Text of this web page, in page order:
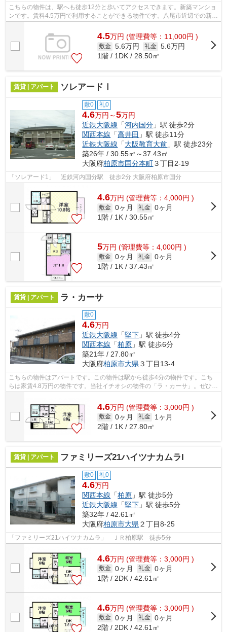
こちらの物件は、駅へも徒歩12分と歩いてアクセスできます。新築マンショ
ンです。賃料4.5万円で利用することができる物件です。八尾市近辺での新居
ならご好評の物件「八尾木グリーンハ...
4.5万円 (管理費等：11,000円 )
敷金 5.6万円 礼金 5.6万円
1階 / 1DK / 28.50㎡
賃貸 | アパート ソレアードⅠ
敷0 礼0
4.6万円～5万円
近鉄大阪線 「河内国分 」駅 徒歩2分
関西本線 「高井田 」駅 徒歩11分
近鉄大阪線 「大阪教育大前 」駅 徒歩23分
築26年 / 30.55㎡～37.43㎡
大阪府柏原市国分本町３丁目2-19
「ソレアード1」 近鉄河内国分駅 徒歩2分 大阪府柏原市国分
4.6万円 (管理費等：4,000円 )
敷金 0ヶ月 礼金 0ヶ月
1階 / 1K / 30.55㎡
5万円 (管理費等：4,000円 )
敷金 0ヶ月 礼金 0ヶ月
1階 / 1K / 37.43㎡
賃貸 | アパート ラ・カーサ
敷0
4.6万円
近鉄大阪線 「堅下 」駅 徒歩4分
関西本線 「柏原 」駅 徒歩6分
築21年 / 27.80㎡
大阪府柏原市大県３丁目13-4
こちらの物件はアパートです。この物件は駅から徒歩4分の物件です。こち
らは家賃4.8万円の物件です。当社イチオシの物件の「ラ・カーサ」。ぜひ一
4.6万円 (管理費等：3,000円 )
敷金 0ヶ月 礼金
1ヶ月
2階 / 1K / 27.80㎡
賃貸 | アパート ファミリーズ21ハイツナカムラI
敷0 礼0
4.6万円
関西本線 「柏原 」駅 徒歩5分
近鉄大阪線 「堅下 」駅 徒歩5分
築32年 / 42.61㎡
大阪府柏原市大県２丁目8-25
「ファミリーズ21ハイツナカムラ」 ＪＲ柏原駅 徒歩5分
4.6万円 (管理費等：3,000円 )
敷金 0ヶ月 礼金 0ヶ月
1階 / 2DK / 42.61㎡
4.6万円 (管理費等：3,000円 )
敷金 0ヶ月 礼金 0ヶ月
2階 / 2DK / 42.61㎡